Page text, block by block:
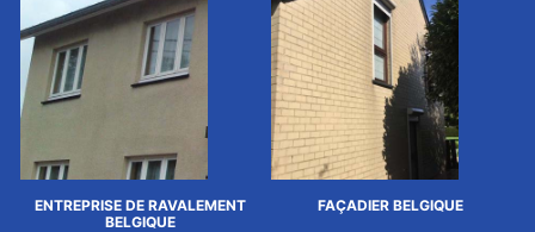
ENTREPRISE DE RAVALEMENT
BELGIQUE
FAÇADIER BELGIQUE